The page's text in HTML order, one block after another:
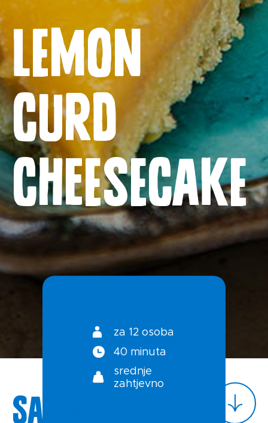
Naslovnica
Proizvodi
Recepti
Priča o ABC siru
Novosti
Politika privatnosti
Lemon
curd
cheesecake
za 12 osoba
40 minuta
srednje
zahtjevno
Sastojci